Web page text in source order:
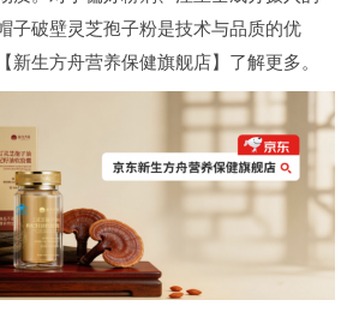
子破壁灵芝孢子粉是技术与品质的优
新生方舟营养保健旗舰店】了解更多。